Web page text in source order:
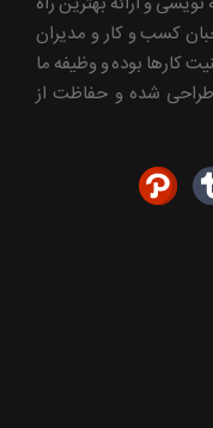
کسب و کار و مدیران
کارها بوده و وظیفه ما
طراحی شده و حفاظت از